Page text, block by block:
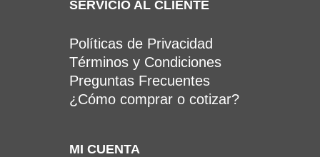
SERVICIO AL CLIENTE
Políticas de Privacidad
Términos y Condiciones
Preguntas Frecuentes
¿Cómo comprar o cotizar?
MI CUENTA